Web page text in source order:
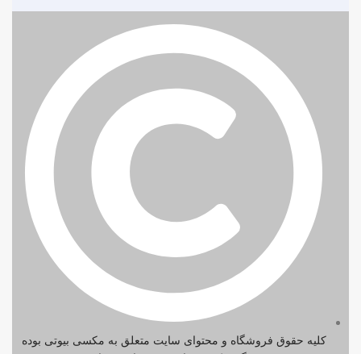
کلیه حقوق فروشگاه و محتوای سایت متعلق به مکسی بیوتی بوده